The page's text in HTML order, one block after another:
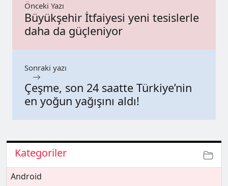
Önceki Yazı
Büyükşehir İtfaiyesi yeni tesislerle
daha da güçleniyor
Sonraki yazı
Çeşme, son 24 saatte Türkiye’nin
en yoğun yağışını aldı!
Kategoriler
Android